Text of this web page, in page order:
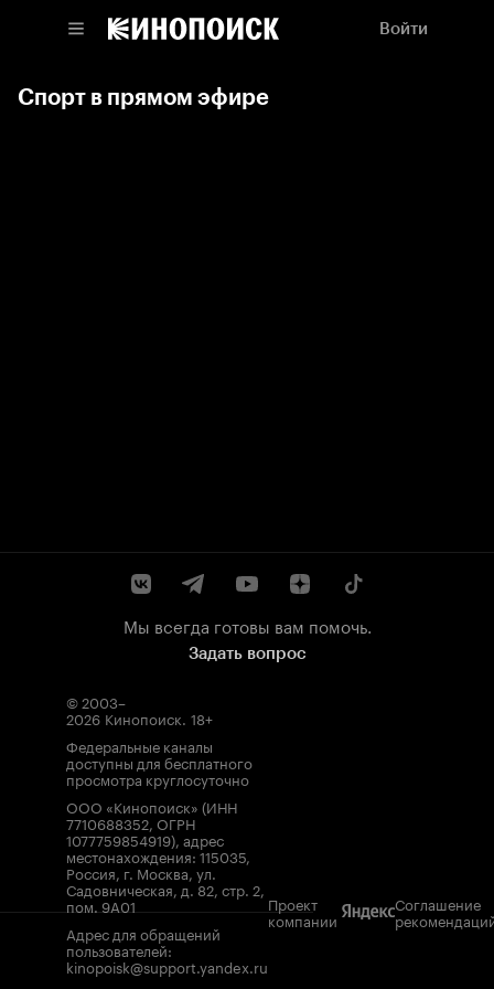
Войти
Спорт в прямом эфире
Мы всегда готовы вам помочь.
Задать вопрос
© 2003–
2026 Кинопоиск. 18+
Федеральные каналы
доступны для бесплатного
просмотра круглосуточно
ООО «Кинопоиск» (ИНН
7710688352, ОГРН
1077759854919), адрес
местонахождения: 115035,
Россия, г. Москва, ул.
Садовническая, д. 82, стр. 2,
пом. 9А01
Адрес для обращений
пользователей:
kinopoisk@support.yandex.ru
Проект
компании
Соглашение